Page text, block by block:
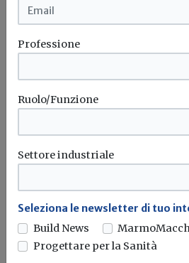
Attualità
Ecobonus 2026,
emissioni e il retrofit
Operativa la piattaforma del
Ecobonus
Professione
Ruolo/Funzione
Settore industriale
Seleziona le newsletter di tuo
Build News
Progettare per la Sanità